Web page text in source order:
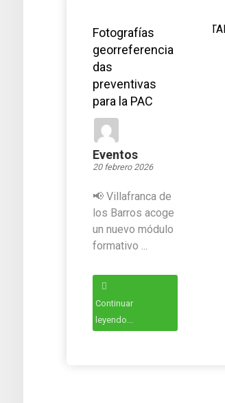
Fotografías
georreferencia
das
preventivas
para la PAC
Eventos
20 febrero 2026
📢 Villafranca de
los Barros acoge
un nuevo módulo
formativo ...
Continuar
leyendo...